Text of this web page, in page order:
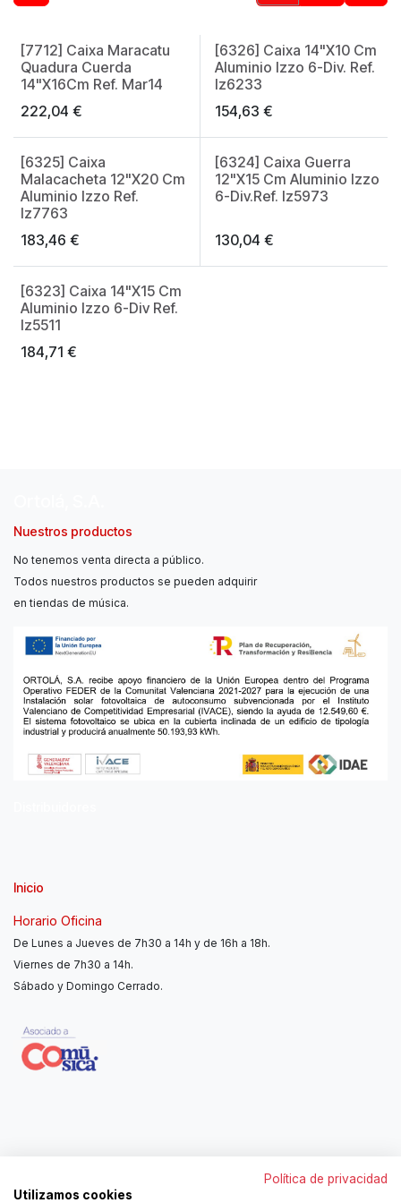
Made in Spain
[7712] Caixa Maracatu
Quadura Cuerda
14"X16Cm Ref. Mar14
222,04 €
[6326] Caixa 14"X10 Cm
Aluminio Izzo 6-Div. Ref.
Iz6233
154,63 €
[6325] Caixa
Malacacheta 12"X20 Cm
Aluminio Izzo Ref.
Iz7763
183,46 €
[6324] Caixa Guerra
12"X15 Cm Aluminio Izzo
6-Div.Ref. Iz5973
130,04 €
[6323] Caixa 14"X15 Cm
Aluminio Izzo 6-Div Ref.
Iz5511
184,71 €
Nuestros productos
No tenemos venta directa a público.
Todos nuestros productos se pueden adquirir
en tiendas de música.
Inicio
Horario Oficina
De Lunes a Jueves de 7h30 a 14h y de 16h a 18h.
Viernes de 7h30 a 14h.
Sábado y Domingo Cerrado.
962250313
Política de privacidad
Utilizamos cookies